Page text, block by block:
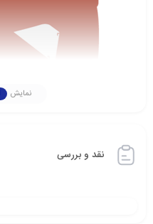
نمایش
نقد و بررسی